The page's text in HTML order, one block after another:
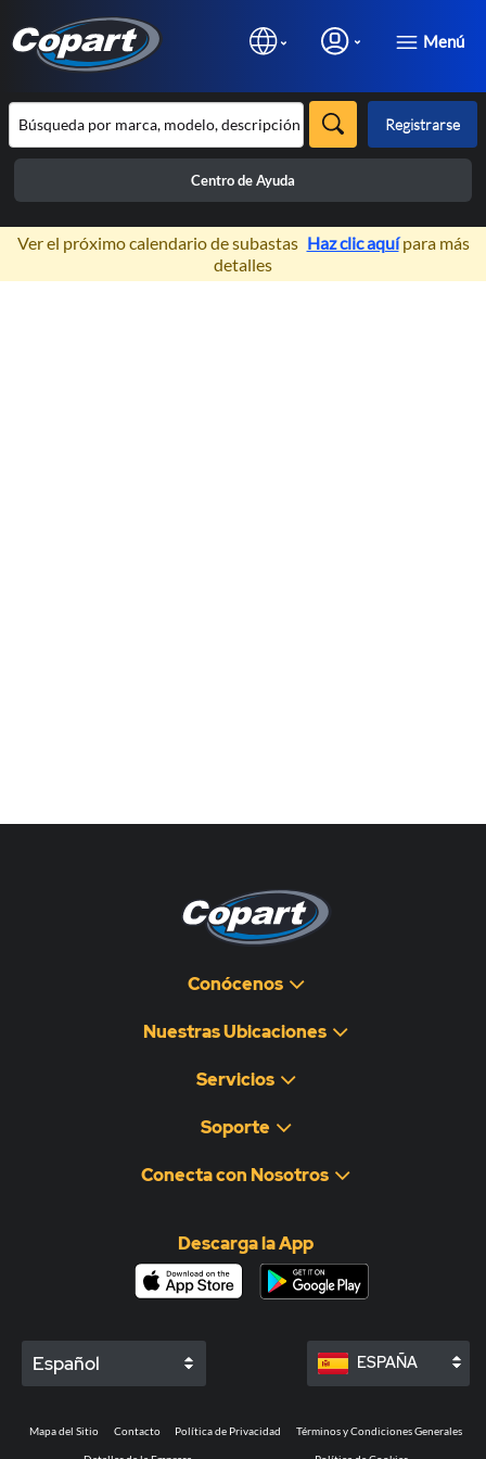
Menú
Registrarse
Centro de Ayuda
×
Ver el próximo calendario de subastas Haz clic aquípara más
detalles
Conócenos
Nuestras Ubicaciones
Servicios
Soporte
Conecta con Nosotros
Descarga la App
Español ESPAÑA
Mapa del Sitio Contacto Política de Privacidad Términos y Condiciones Generales